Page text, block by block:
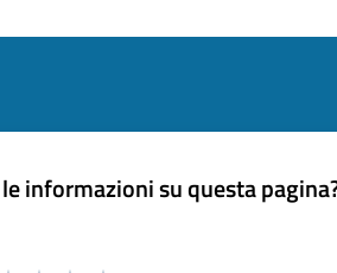
informazioni su questa